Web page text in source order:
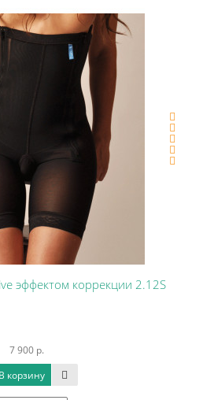
эффектом коррекции 2.12S
7 900 р.
В корзину